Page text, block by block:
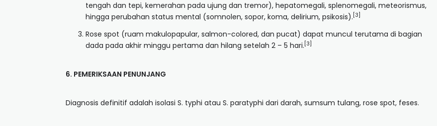
tengah dan tepi, kemerahan pada ujung dan tremor), hepatomegali, splenomegali, meteorismus,
hingga perubahan status mental (somnolen, sopor, koma, delirium, psikosis). [3]
Rose spot (ruam makulopapular, salmon-colored, dan pucat) dapat muncul terutama di bagian
dada pada akhir minggu pertama dan hilang setelah 2 – 5 hari. [3]
6. PEMERIKSAAN PENUNJANG
Diagnosis definitif adalah isolasi S. typhi atau S. paratyphi dari darah, sumsum tulang, rose spot, feses.